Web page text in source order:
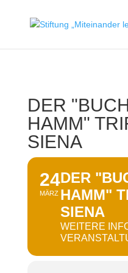
DER
HAMM"
SIENA
24
MÄRZ
DER
HAMM"
SIENA
WEITERE